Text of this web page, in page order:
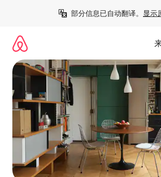
部分信息已自动翻译。 显示